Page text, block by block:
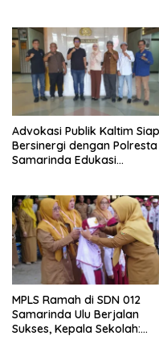
Advokasi Publik Kaltim Siap
Bersinergi dengan Polresta
Samarinda Edukasi
MPLS Ramah di SDN 012
Samarinda Ulu Berjalan
Sukses, Kepala Sekolah: